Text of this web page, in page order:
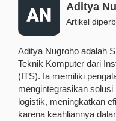
Aditya
Artikel
Aditya Nugroho adalah
Teknik Komputer dari
(ITS). Ia memiliki
mengintegrasikan
logistik, meningkatkan
karena keahliannya